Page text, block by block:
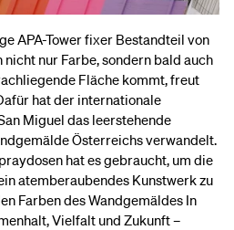
APA-Tower fixer Bestandteil von
nicht nur Farbe, sondern bald auch
Fläche kommt, freut
hat der internationale
Miguel das leerstehende
Österreichs verwandelt.
hat es gebraucht, um die
atemberaubendes Kunstwerk zu
Farben des Wandgemäldes In
Vielfalt und Zukunft –